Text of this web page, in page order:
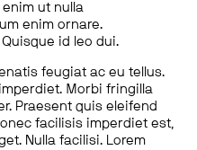
ut nulla
enim ornare.
id leo dui.
feugiat ac eu tellus.
Morbi fringilla
Praesent quis eleifend
facilisis imperdiet est,
Nulla facilisi. Lorem